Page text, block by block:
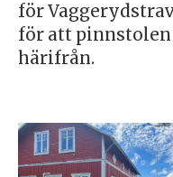
för
för att
härifrån.